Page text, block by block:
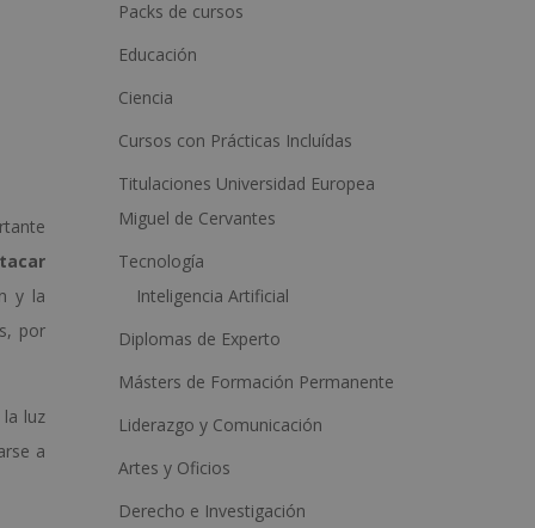
y la
por
luz
a
a
v
e
:
Packs de cursos
Educación
Ciencia
Cursos con Prácticas Incluídas
Titulaciones Universidad Europea
Miguel de Cervantes
Tecnología
Inteligencia Artificial
Diplomas de Experto
Másters de Formación Permanente
Liderazgo y Comunicación
Artes y Oficios
Derecho e Investigación